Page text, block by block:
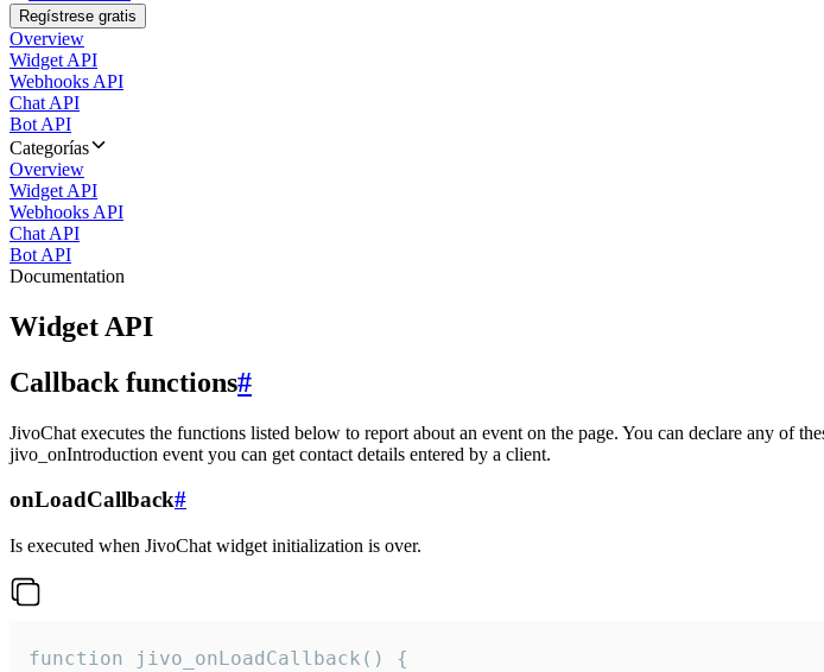
Regístrese gratis
Overview
Widget API
Webhooks API
Chat API
Bot API
Categorías
Overview
Widget API
Webhooks API
Chat API
Bot API
Documentation
Widget API
Callback functions#
JivoChat executes the functions listed below to report about an event on the page. You can declare any of
jivo_onIntroduction event you can get contact details entered by a client.
onLoadCallback#
Is executed when JivoChat widget initialization is over.
function jivo_onLoadCallback() {